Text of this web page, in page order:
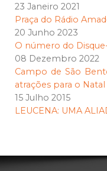
23 Janeiro 2021
Praça do Rádio
20 Junho 2023
O número do
08 Dezembro 2022
Campo de São
atrações para o Natal
15 Julho 2015
LEUCENA: UMA